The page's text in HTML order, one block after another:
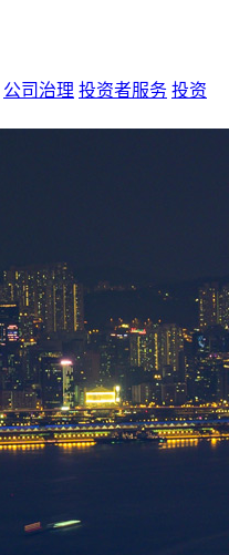
公司治理 投资者服务 投资